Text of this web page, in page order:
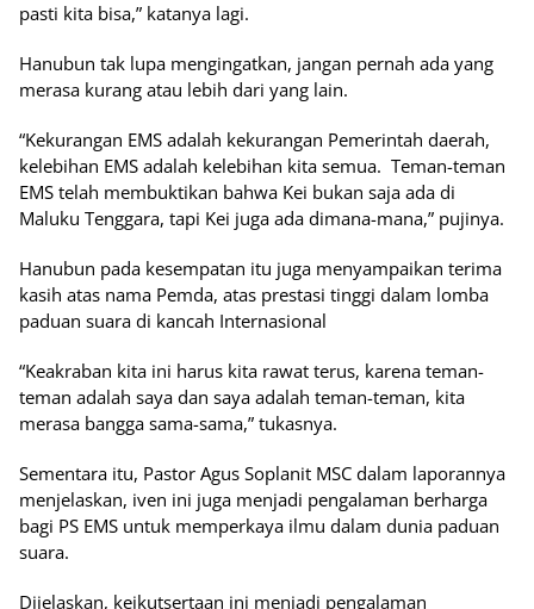
pasti kita bisa,” katanya lagi.
Hanubun tak lupa mengingatkan, jangan pernah ada yang
merasa kurang atau lebih dari yang lain.
“Kekurangan EMS adalah kekurangan Pemerintah daerah,
kelebihan EMS adalah kelebihan kita semua. Teman-teman
EMS telah membuktikan bahwa Kei bukan saja ada di
Maluku Tenggara, tapi Kei juga ada dimana-mana,” pujinya.
Hanubun pada kesempatan itu juga menyampaikan terima
kasih atas nama Pemda, atas prestasi tinggi dalam lomba
paduan suara di kancah Internasional
“Keakraban kita ini harus kita rawat terus, karena teman-
teman adalah saya dan saya adalah teman-teman, kita
merasa bangga sama-sama,” tukasnya.
Sementara itu, Pastor Agus Soplanit MSC dalam laporannya
menjelaskan, iven ini juga menjadi pengalaman berharga
bagi PS EMS untuk memperkaya ilmu dalam dunia paduan
suara.
Dijelaskan, keikutsertaan ini menjadi pengalaman